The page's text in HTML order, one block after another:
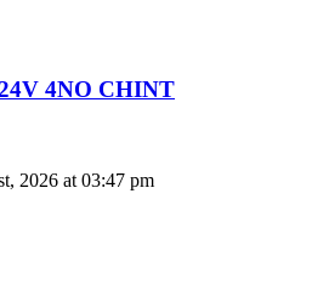
4NO CHINT
2026 at 03:47 pm